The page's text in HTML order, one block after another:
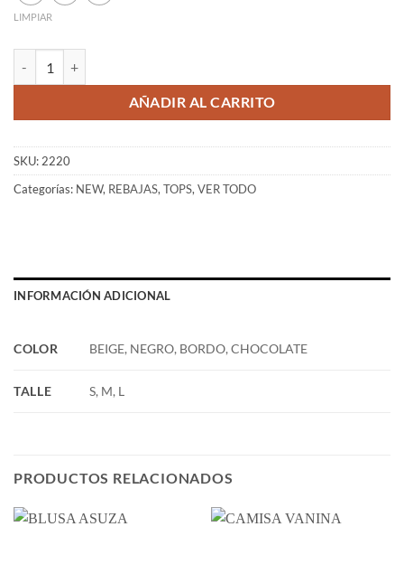
LIMPIAR
AÑADIR AL CARRITO
SKU:2220
Categorías: NEW, REBAJAS,TOPS,VER TODO
INFORMACIÓN ADICIONAL
COLOR BEIGE, NEGRO, BORDO, CHOCOLATE
TALLE S, M, L
PRODUCTOS RELACIONADOS